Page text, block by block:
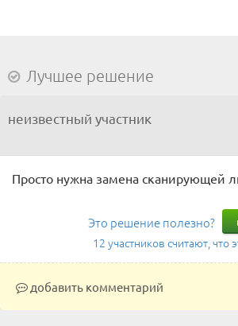
Лучшее решение
неизвестный участник
Просто нужна замена сканирующей
Это решение полезно?
12 участников считают,
добавить комментарий